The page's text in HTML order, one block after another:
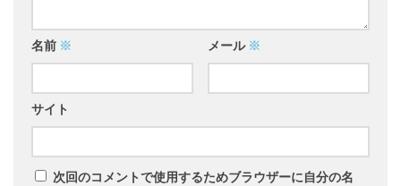
名前 ※ メール ※
サイト
次回のコメントで使用するためブラウザーに自分の名